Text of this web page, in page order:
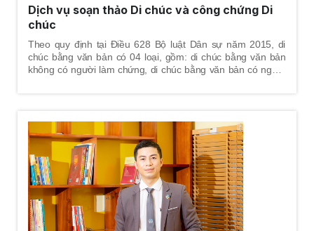
Dịch vụ soạn thảo Di chúc và công chứng Di
chúc
Theo quy định tại Điều 628 Bộ luật Dân sự năm 2015, di
chúc bằng văn bản có 04 loại, gồm: di chúc bằng văn bản
không có người làm chứng, di chúc bằng văn bản có người
đúng pháp luật để đảm bảo tính hợp pháp của di chúc.